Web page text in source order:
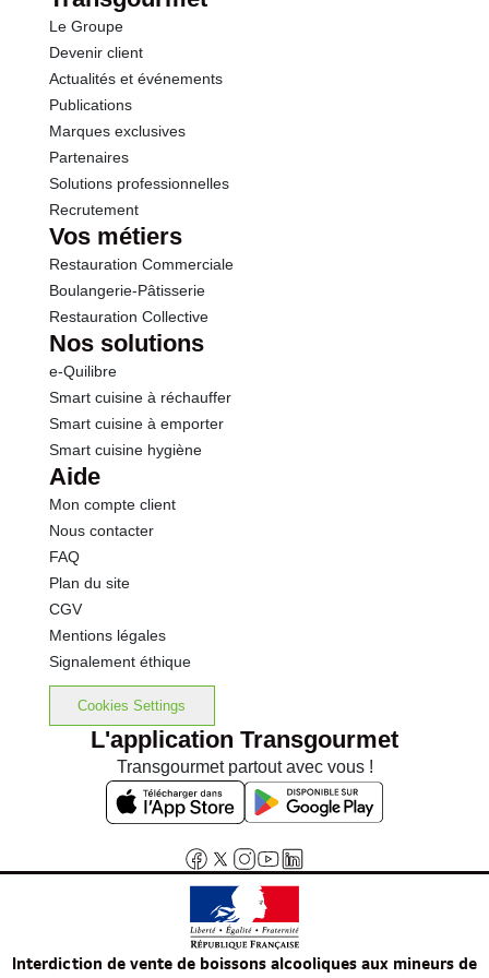
Protéines
Sel
Le Groupe
Devenir client
Actualités et événements
Publications
Marques exclusives
Partenaires
Solutions professionnelles
Recrutement
Vos métiers
Restauration Commerciale
Boulangerie-Pâtisserie
Restauration Collective
Nos solutions
e-Quilibre
Smart cuisine à réchauffer
Smart cuisine à emporter
Smart cuisine hygiène
Aide
Mon compte client
Nous contacter
FAQ
Plan du site
CGV
Mentions légales
Signalement éthique
Cookies Settings
L'application Transgourmet
Transgourmet partout avec vous !
Interdiction de vente de boissons alcooliques aux mineurs de